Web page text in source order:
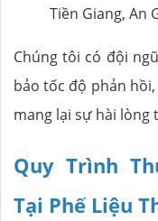
Tiền Giang, An
Chúng tôi có đội
bảo tốc độ phản
mang lại sự hài lòng
Quy Trình
Tại Phế Liệu